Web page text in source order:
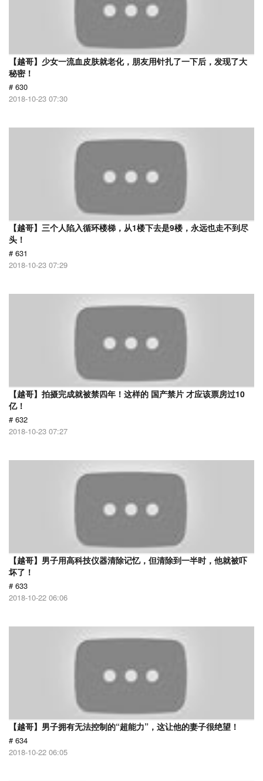
【越哥】少女一流血皮肤就老化，朋友用针扎了一下后，发现了大
秘密！
# 630
2018-10-23 07:30
【越哥】三个人陷入循环楼梯，从1楼下去是9楼，永远也走不到尽
头！
# 631
2018-10-23 07:29
【越哥】拍摄完成就被禁四年！这样的 国产禁片 才应该票房过10
亿！
# 632
2018-10-23 07:27
【越哥】男子用高科技仪器清除记忆，但清除到一半时，他就被吓
坏了！
# 633
2018-10-22 06:06
【越哥】男子拥有无法控制的“超能力”，这让他的妻子很绝望！
# 634
2018-10-22 06:05